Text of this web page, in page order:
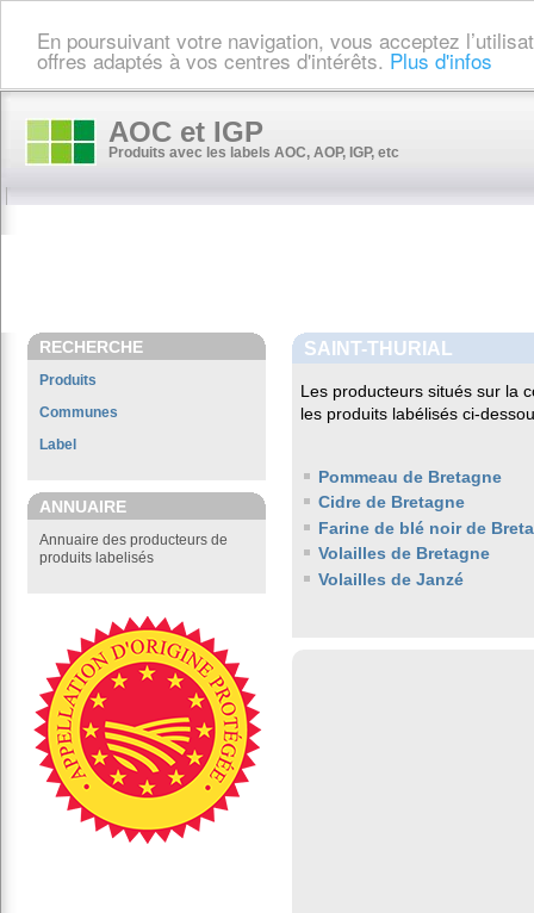
En poursuivant votre navigation, vous acceptez
offres adaptés à vos centres d'intérêts. Plus d'infos
AOC et IGP
Produits avec les labels AOC, AOP, IGP, etc
RECHERCHE
Produits
Communes
Label
ANNUAIRE
Annuaire des producteurs de
produits labelisés
SAINT-THURIAL
Les producteurs situés sur la
les produits labélisés ci-
Pommeau de Bretagne
Cidre de Bretagne
Farine de blé noir de
Volailles de Bretagne
Volailles de Janzé